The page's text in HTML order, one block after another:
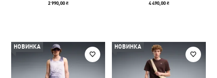
2 990,00 ₴ 4 490,00 ₴
НОВИНКА НОВИНКА